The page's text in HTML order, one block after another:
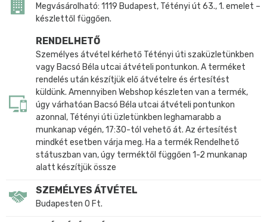
Megvásárolható: 1119 Budapest, Tétényi út 63., 1. emelet –
készlettől függően.
RENDELHETŐ
Személyes átvétel kérhető Tétényi úti szaküzletünkben
vagy Bacsó Béla utcai átvételi pontunkon. A terméket
rendelés után készítjük elő átvételre és értesítést
küldünk. Amennyiben Webshop készleten van a termék,
úgy várhatóan Bacsó Béla utcai átvételi pontunkon
azonnal, Tétényi úti üzletünkben leghamarabb a
munkanap végén, 17:30-tól vehető át. Az értesítést
mindkét esetben várja meg. Ha a termék Rendelhető
státuszban van, úgy terméktől függően 1-2 munkanap
alatt készítjük össze
SZEMÉLYES ÁTVÉTEL
Budapesten 0 Ft.